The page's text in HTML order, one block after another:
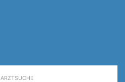
ARZTSUCHE